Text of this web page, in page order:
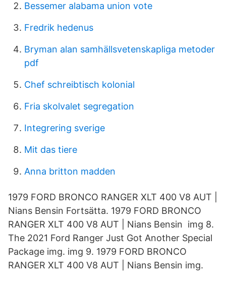
Bessemer alabama union vote
Fredrik hedenus
Bryman alan samhällsvetenskapliga metoder
pdf
Chef schreibtisch kolonial
Fria skolvalet segregation
Integrering sverige
Mit das tiere
Anna britton madden
1979 FORD BRONCO RANGER XLT 400 V8 AUT |
Nians Bensin Fortsätta. 1979 FORD BRONCO
RANGER XLT 400 V8 AUT | Nians Bensin img 8.
The 2021 Ford Ranger Just Got Another Special
Package img. img 9. 1979 FORD BRONCO
RANGER XLT 400 V8 AUT | Nians Bensin img.